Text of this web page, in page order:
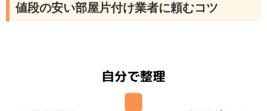
値段の安い部屋片付け業者に頼むコツ